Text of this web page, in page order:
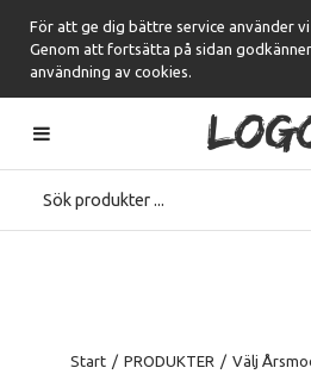
För att ge dig bättre service använder vi
Genom att fortsätta på sidan
användning av cookies.
Start / PRODUKTER / Välj